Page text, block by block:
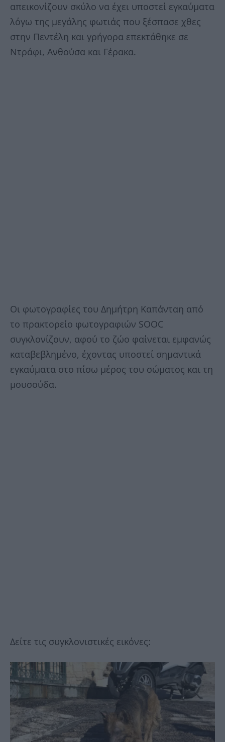
απεικονίζουν σκύλο να έχει υποστεί εγκαύματα
λόγω της μεγάλης φωτιάς που ξέσπασε χθες
στην Πεντέλη και γρήγορα επεκτάθηκε σε
Ντράφι, Ανθούσα και Γέρακα.
Οι φωτογραφίες του Δημήτρη Καπάνταη από
το πρακτορείο φωτογραφιών SOOC
συγκλονίζουν, αφού το ζώο φαίνεται εμφανώς
καταβεβλημένο, έχοντας υποστεί σημαντικά
εγκαύματα στο πίσω μέρος του σώματος και τη
μουσούδα.
Δείτε τις συγκλονιστικές εικόνες: